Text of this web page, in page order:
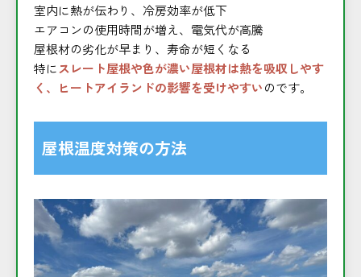
室内に熱が伝わり、冷房効率が低下
エアコンの使用時間が増え、電気代が高騰
屋根材の劣化が早まり、寿命が短くなる
特にスレート屋根や色が濃い屋根材は熱を吸収しやす
く、ヒートアイランドの影響を受けやすいのです。
屋根温度対策の方法